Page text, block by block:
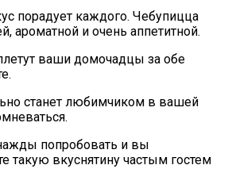
порадует каждого. Чебупицца
ароматной и очень аппетитной.
ваши домочадцы за обе
станет любимчиком в вашей
попробовать и вы
такую вкуснятину частым гостем